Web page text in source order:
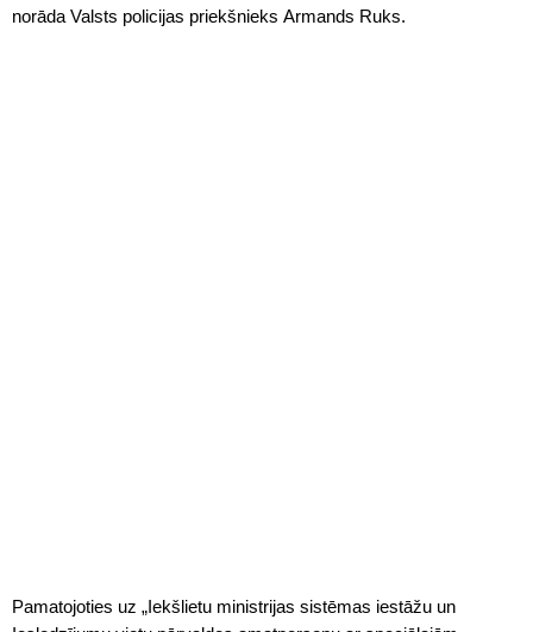
norāda Valsts policijas priekšnieks Armands Ruks.
Pamatojoties uz „Iekšlietu ministrijas sistēmas iestāžu un